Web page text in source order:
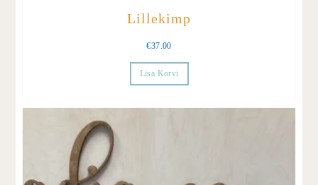
Lillekimp
€37.00
Lisa Korvi